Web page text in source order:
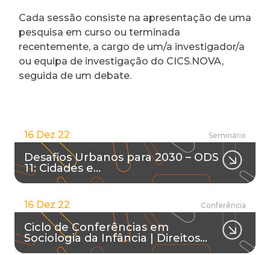
Cada sessão consiste na apresentação de uma
pesquisa em curso ou terminada
recentemente, a cargo de um/a investigador/a
ou equipa de investigação do CICS.NOVA,
seguida de um debate.
16 Dez 22 Seminário
Desafios Urbanos para 2030 – ODS
11: Cidades e…
16 Dez 22 Conferência
Ciclo de Conferências em
Sociologia da Infância | Direitos…